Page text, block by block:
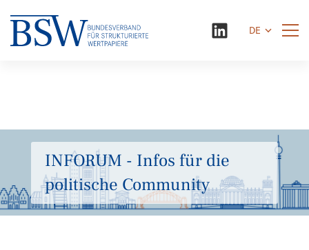
DE
INFORUM - Infos für die
politische Community